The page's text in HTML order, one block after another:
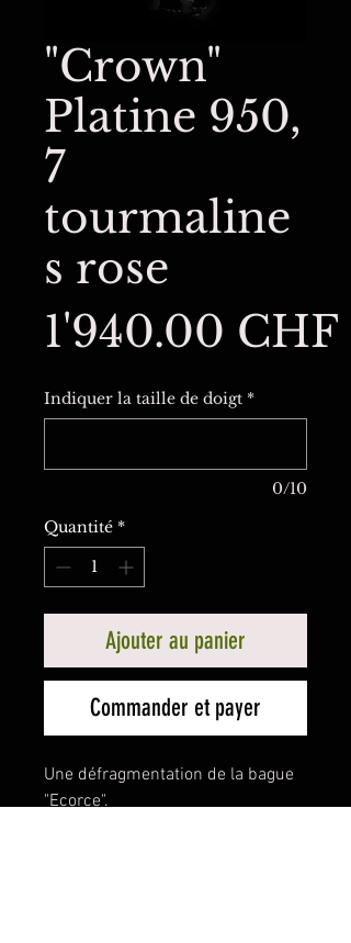
"Crown"
Platine 950,
7
tourmaline
s rose
1'940.00 CHF
Indiquer la taille de doigt *
0/10
Quantité *
Ajouter au panier
Commander et payer
Une défragmentation de la bague
"Ecorce".